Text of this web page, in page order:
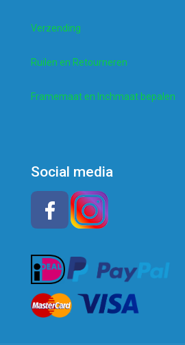
Verzending
Ruilen en Retourneren
Framemaat en Inchmaat bepalen
Social media